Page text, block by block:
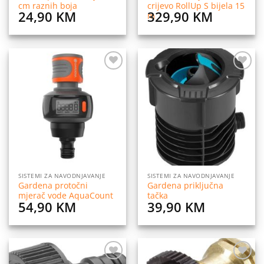
cm raznih boja
24,90 KM
crijevo RollUp S bijela 15
m
329,90 KM
SISTEMI ZA NAVODNJAVANJE
Gardena protočni
mjerač vode AquaCount
54,90 KM
Dodaj
na
listu
SISTEMI ZA NAVODNJAVANJE
Gardena priključna
tačka
39,90 KM